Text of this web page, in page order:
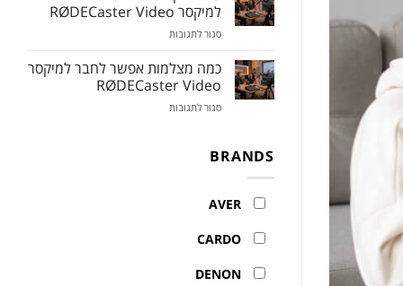
למיקסר RØDECaster Video
סגור לתגובות
כמה מצלמות אפשר לחבר למיקסר
RØDECaster Video
סגור לתגובות
BRANDS
AVER
CARDO
DENON